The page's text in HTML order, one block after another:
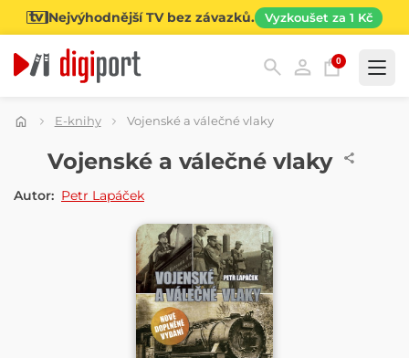
Nejvýhodnější TV bez závazků. Vyzkoušet za 1 Kč
0
Kategorie
E-knihy Vojenské a válečné vlaky
E-KNIHAVojenské a válečné vlaky
Autor: Petr Lapáček